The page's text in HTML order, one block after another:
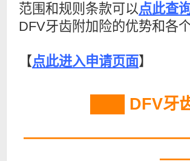
范围和规则条款可以点此查
DFV牙齿附加险的优势和各
【点此进入申请页面】
███ DFV牙